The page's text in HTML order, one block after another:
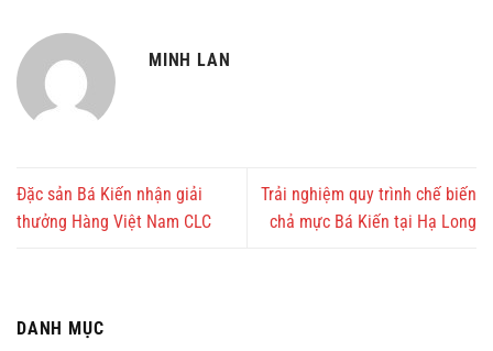
MINH LAN
Đặc sản Bá Kiến nhận giải
thưởng Hàng Việt Nam CLC
Trải nghiệm quy trình chế biến
chả mực Bá Kiến tại Hạ Long
DANH MỤC